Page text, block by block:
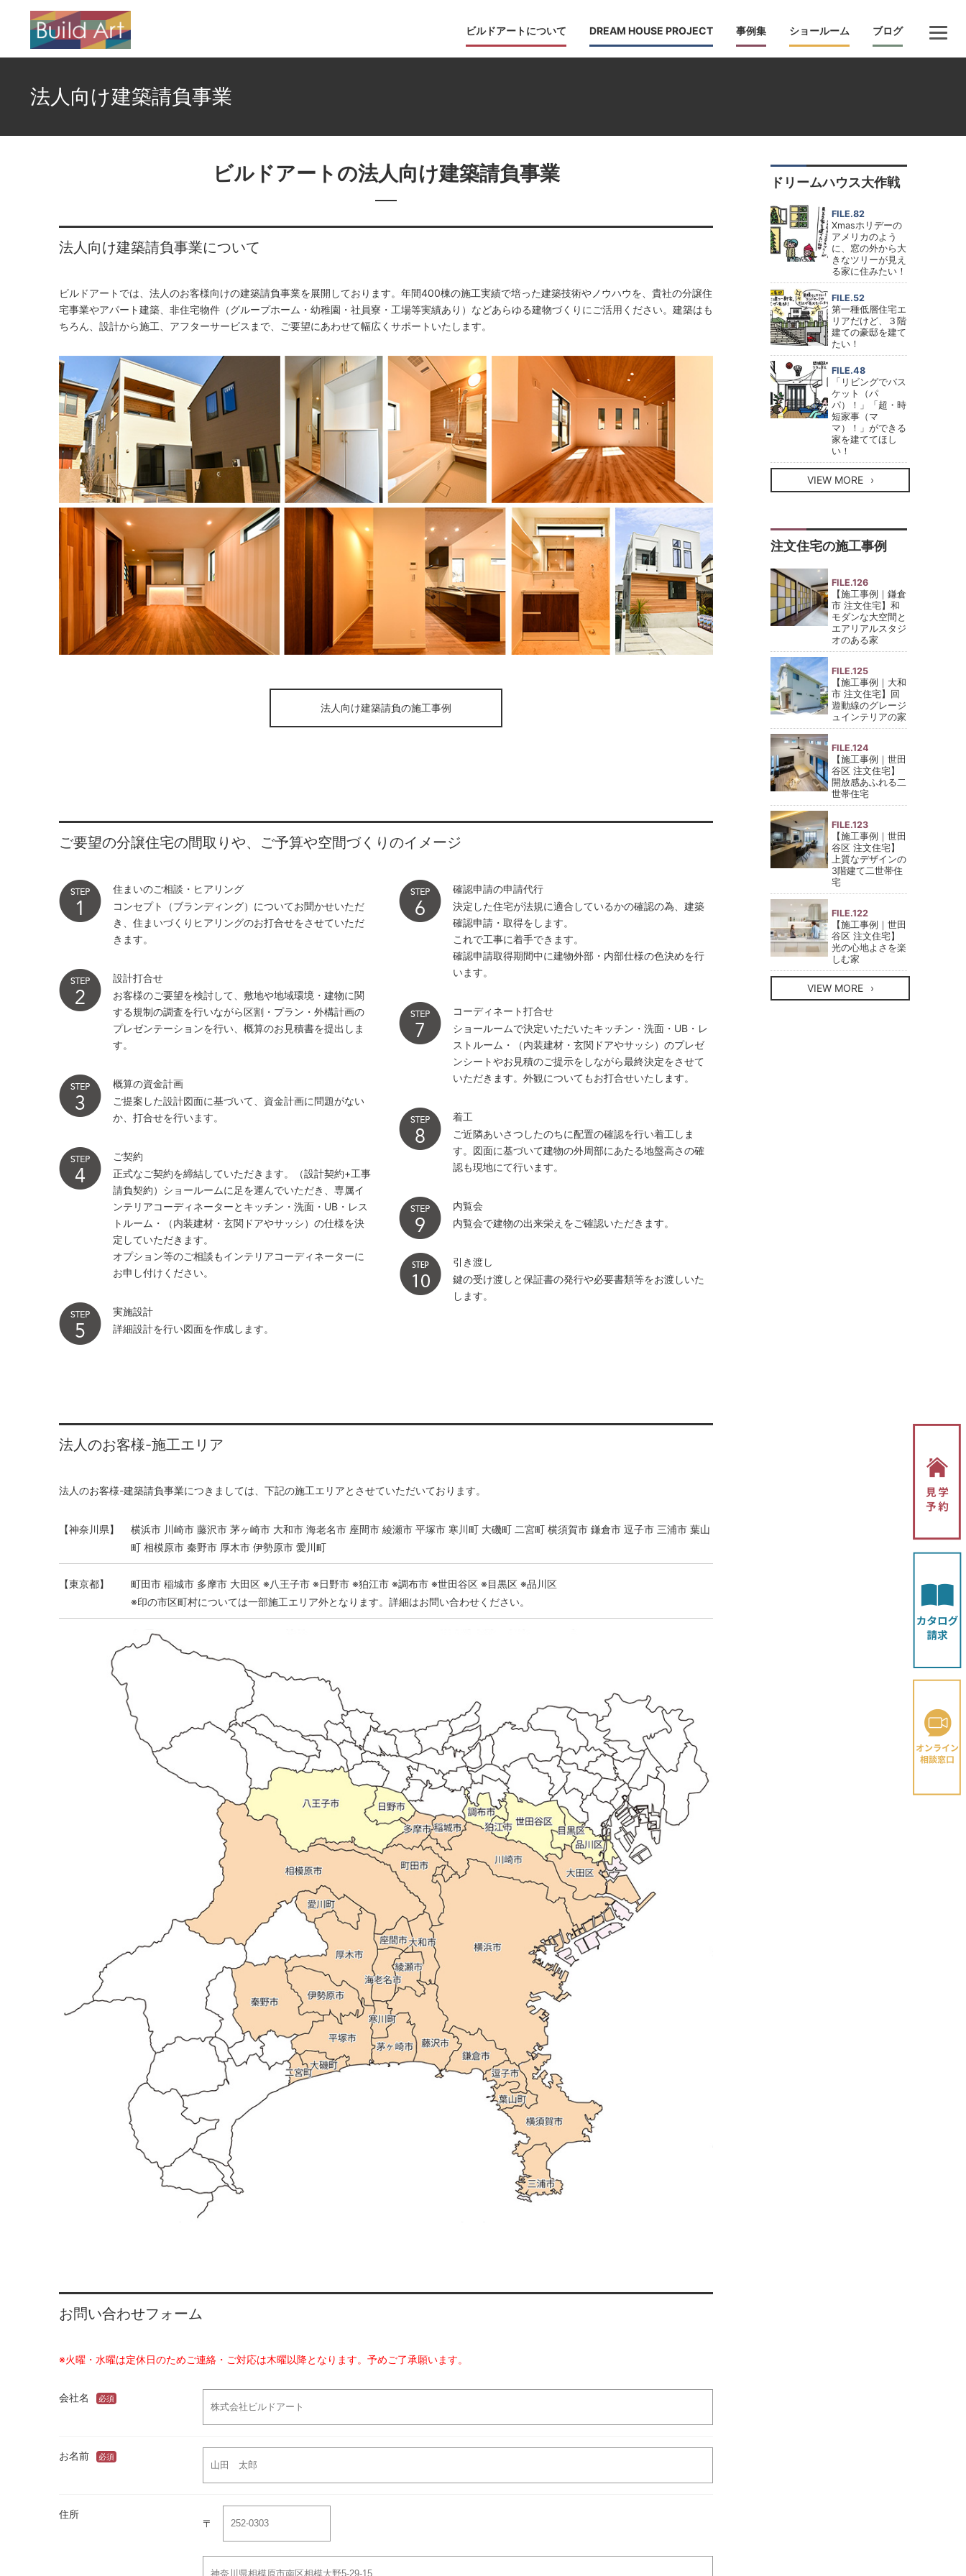
ビルドアートについて DREAM HOUSE PROJECT 事例集 ショールーム ブログ
法人向け建築請負事業
ビルドアートの法人向け建築請負事業
法人向け建築請負事業について
ビルドアートでは、法人のお客様向けの建築請負事業を展開しております。年間400棟の施工実績で培った建築技術やノウハウを、貴社の分譲住
宅事業やアパート建築、非住宅物件（グループホーム・幼稚園・社員寮・工場等実績あり）などあらゆる建物づくりにご活用ください。建築はも
ちろん、設計から施工、アフターサービスまで、ご要望にあわせて幅広くサポートいたします。
法人向け建築請負の施工事例
ご要望の分譲住宅の間取りや、ご予算や空間づくりのイメージ
住まいのご相談・ヒアリング
コンセプト（ブランディング）についてお聞かせいただ
き、住まいづくりヒアリングのお打合せをさせていただ
きます。
設計打合せ
お客様のご要望を検討して、敷地や地域環境・建物に関
する規制の調査を行いながら区割・プラン・外構計画の
プレゼンテーションを行い、概算のお見積書を提出しま
す。
概算の資金計画
ご提案した設計図面に基づいて、資金計画に問題がない
か、打合せを行います。
ご契約
正式なご契約を締結していただきます。（設計契約+工事
請負契約）ショールームに足を運んでいただき、専属イ
ンテリアコーディネーターとキッチン・洗面・UB・レス
トルーム・（内装建材・玄関ドアやサッシ）の仕様を決
定していただきます。
オプション等のご相談もインテリアコーディネーターに
お申し付けください。
実施設計
詳細設計を行い図面を作成します。
確認申請の申請代行
決定した住宅が法規に適合しているかの確認の為、建築
確認申請・取得をします。
これで工事に着手できます。
確認申請取得期間中に建物外部・内部仕様の色決めを行
います。
コーディネート打合せ
ショールームで決定いただいたキッチン・洗面・UB・レ
ストルーム・（内装建材・玄関ドアやサッシ）のプレゼ
ンシートやお見積のご提示をしながら最終決定をさせて
いただきます。外観についてもお打合せいたします。
着工
ご近隣あいさつしたのちに配置の確認を行い着工しま
す。図面に基づいて建物の外周部にあたる地盤高さの確
認も現地にて行います。
内覧会
内覧会で建物の出来栄えをご確認いただきます。
引き渡し
鍵の受け渡しと保証書の発行や必要書類等をお渡しいた
します。
法人のお客様-施工エリア
法人のお客様-建築請負事業につきましては、下記の施工エリアとさせていただいております。
【神奈川県】
横浜市 川崎市 藤沢市 茅ヶ崎市 大和市 海老名市 座間市 綾瀬市 平塚市 寒川町 大磯町 二宮町 横須賀市 鎌倉市 逗子市 三浦市 葉山
町 相模原市 秦野市 厚木市 伊勢原市 愛川町
【東京都】
町田市 稲城市 多摩市 大田区 ※八王子市 ※日野市 ※狛江市 ※調布市 ※世田谷区 ※目黒区 ※品川区
※印の市区町村については一部施工エリア外となります。詳細はお問い合わせください。
お問い合わせフォーム
※火曜・水曜は定休日のためご連絡・ご対応は木曜以降となります。予めご了承願います。
会社名 必須
お名前 必須
住所
〒
ドリームハウス大作戦
FILE.82
Xmasホリデーの
アメリカのよう
に、窓の外から大
きなツリーが見え
る家に住みたい！
FILE.52
第一種低層住宅エ
リアだけど、３階
建ての豪邸を建て
たい！
FILE.48
「リビングでバス
ケット（パ
パ）！」「超・時
短家事（マ
マ）！」ができる
家を建ててほし
い！
VIEW MORE
注文住宅の施工事例
FILE.126
【施工事例｜鎌倉
市 注文住宅】和
モダンな大空間と
エアリアルスタジ
オのある家
FILE.125
【施工事例｜大和
市 注文住宅】回
遊動線のグレージ
ュインテリアの家
FILE.124
【施工事例｜世田
谷区 注文住宅】
開放感あふれる二
世帯住宅
FILE.123
【施工事例｜世田
谷区 注文住宅】
上質なデザインの
3階建て二世帯住
宅
FILE.122
【施工事例｜世田
谷区 注文住宅】
光の心地よさを楽
しむ家
VIEW MORE